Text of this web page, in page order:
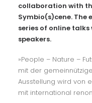
collaboration with
Symbio(s)cene. The
series of online
speakers.
»People – Nature –
mit der
Ausstellung wird von
mit international